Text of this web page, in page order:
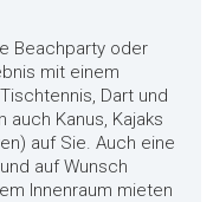
Beachparty oder
mit einem
Dart und
Kanus, Kajaks
auf Sie. Auch eine
auf Wunsch
Innenraum mieten